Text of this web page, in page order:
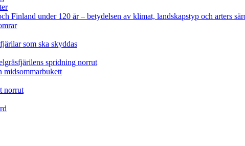
Finland under 120 år– betydelsen av klimat, landskapstyp och arters
som ska skyddas
spridning norrut
midsommarbukett
norrut